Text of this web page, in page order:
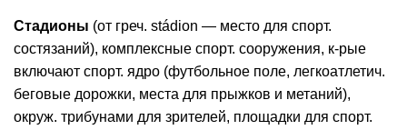
Стадионы (от греч. stádion — место для спорт.
состязаний), комплексные спорт. сооружения, к-рые
включают спорт. ядро (футбольное поле, легкоатлетич.
беговые дорожки, места для прыжков и метаний),
окруж. трибунами для зрителей, площадки для спорт.